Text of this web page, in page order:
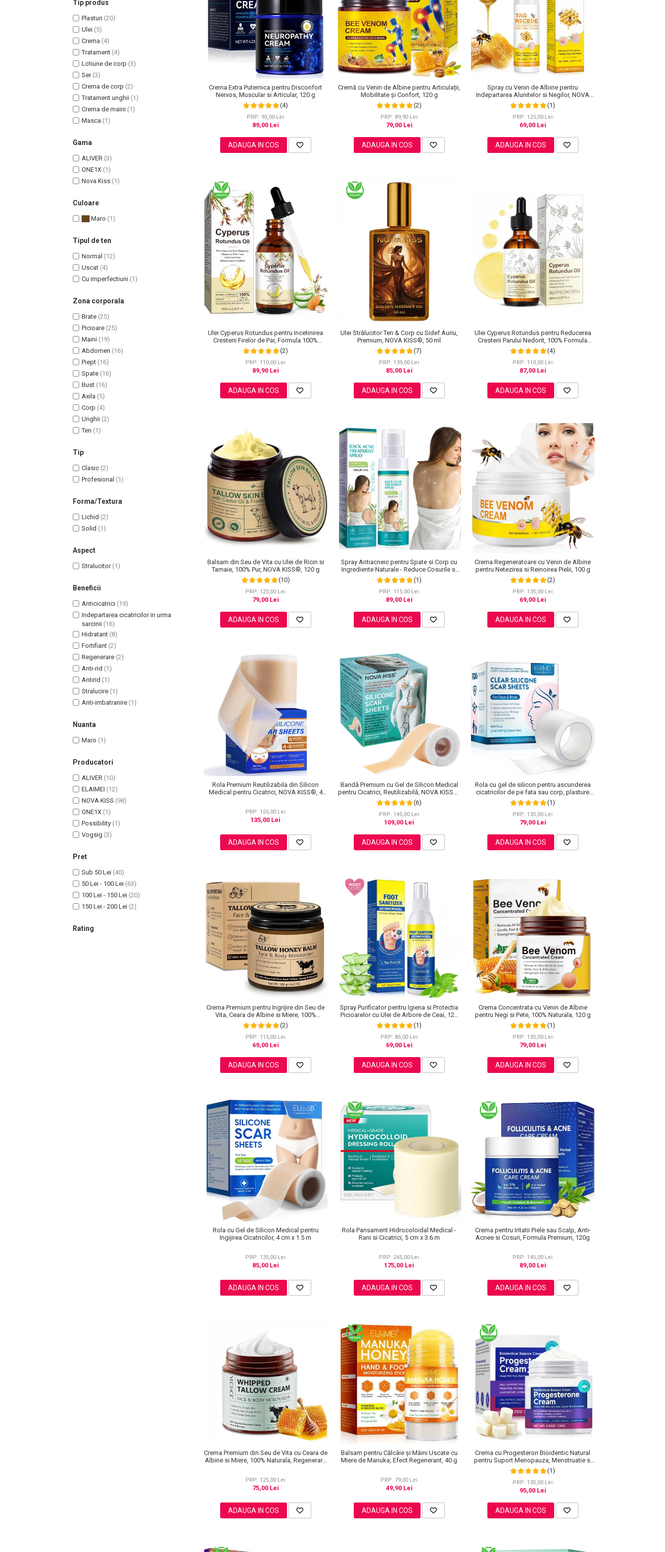
Uleiuri Unghii / Cuticule
Masaj Facial si Drenaj Limfatic
Plasturi ochi / nas / frunte
Produse Curatare Ten
Demachiant si Apa Micelara
Sampoane Colorante
Tip produs
Plasturi (20)
Ulei (5)
Crema (4)
Tratament (4)
Lotiune de corp (3)
Ser (3)
Crema de corp (2)
Tratament unghii (1)
Crema de maini (1)
Masca (1)
Gama
ALIVER (3)
ONE1X (1)
Nova Kiss (1)
Culoare
Maro (1)
Tipul de ten
Normal (12)
Uscat (4)
Cu imperfectiuni (1)
Zona corporala
Brate (25)
Picioare (25)
Maini (19)
Abdomen (16)
Piept (16)
Spate (16)
Bust (16)
Axila (5)
Corp (4)
Unghii (2)
Ten (1)
Tip
Clasic (2)
Profesional (1)
Forma/Textura
Lichid (2)
Solid (1)
Aspect
Stralucitor (1)
Beneficii
Anticicatrici (19)
Indepartarea cicatricilor in urma
sarcinii (16)
Hidratant (8)
Fortifiant (2)
Regenerare (2)
Anti-rid (1)
Antirid (1)
Stralucire (1)
Anti-imbatranire (1)
Nuanta
Maro (1)
Producatori
ALIVER (10)
ELAIMEI (12)
NOVA KISS (98)
ONE1X (1)
Possibility (1)
Vogsig (3)
Pret
Sub 50 Lei (40)
50 Lei - 100 Lei (63)
100 Lei - 150 Lei (20)
150 Lei - 200 Lei (2)
Rating
Crema Extra Puternica pentru Disconfort
Nervos, Muscular si Articular, 120 g
(4)
PRP: 95,00 Lei
89,00 Lei
ADAUGA IN COS
Cremă cu Venin de Albine pentru Articulații,
Mobilitate și Confort, 120 g
(2)
PRP: 89,90 Lei
79,00 Lei
ADAUGA IN COS
Spray cu Venin de Albine pentru
Indepartarea Alunitelor si Negilor, NOVA
KISS®, 60 ml(1)
PRP: 125,00 Lei
69,00 Lei
ADAUGA IN COS
Ulei Cyperus Rotundus pentru Incetinirea
Cresterii Firelor de Par, Formula 100%
Naturala, NOVA KISS®, 60 ml
(2)
PRP: 110,00 Lei
89,90 Lei
ADAUGA IN COS
Ulei Strălucitor Ten & Corp cu Sidef Auriu,
Premium, NOVA KISS®, 50 ml
(7)
PRP: 139,00 Lei
85,00 Lei
ADAUGA IN COS
Ulei Cyperus Rotundus pentru Reducerea
Cresterii Parului Nedorit, 100% Formula
Naturala, NOVA KISS®, 60 ml
(4)
PRP: 110,00 Lei
87,00 Lei
ADAUGA IN COS
Balsam din Seu de Vita cu Ulei de Ricin si
Tamaie, 100% Pur, NOVA KISS®, 120 g
(10)
PRP: 125,00 Lei
79,00 Lei
ADAUGA IN COS
Spray Antiacneic pentru Spate si Corp cu
Ingrediente Naturale - Reduce Cosurile si
Excesul de Sebum, 120 ml
(1)
PRP: 115,00 Lei
89,00 Lei
ADAUGA IN COS
Crema Regeneratoare cu Venin de Albine
pentru Netezirea si Reinoirea Pielii, 100 g
(2)
PRP: 135,00 Lei
69,00 Lei
ADAUGA IN COS
Rola Premium Reutilizabila din Silicon
Medical pentru Cicatrici, NOVA KISS®, 4
PRP: 155,00 Lei
135,00 Lei
ADAUGA IN COS
Bandă Premium cu Gel de Silicon Medical
pentru Cicatrici, Reutilizabilă, NOVA KISS®,
4 cm x 1.5 m(6)
PRP: 145,00 Lei
109,00 Lei
ADAUGA IN COS
Rola cu gel de silicon pentru ascunderea
cicatricilor de pe fata sau corp, plasture
reutilizabil, 2.5 cm x 1.5 m, Elaimei
(1)
PRP: 135,00 Lei
79,00 Lei
ADAUGA IN COS
Crema Premium pentru Ingrijire din Seu de
Vita, Ceara de Albine si Miere, 100%
Naturala, NOVA KISS®, 120 g
(2)
PRP: 115,00 Lei
69,00 Lei
ADAUGA IN COS
Spray Purificator pentru Igiena si Protectia
Picioarelor cu Ulei de Arbore de Ceai, 120
ml
(1)
PRP: 85,00 Lei
69,00 Lei
ADAUGA IN COS
Crema Concentrata cu Venin de Albine
pentru Negi si Pete, 100% Naturala, 120 g
(1)
PRP: 135,00 Lei
79,00 Lei
ADAUGA IN COS
Rola cu Gel de Silicon Medical pentru
Ingijirea Cicatricilor, 4 cm x 1.5 m
PRP: 135,00 Lei
85,00 Lei
ADAUGA IN COS
Rola Pansament Hidrocoloidal Medical -
Rani si Cicatrici, 5 cm x 3.6 m
PRP: 245,00 Lei
175,00 Lei
ADAUGA IN COS
Crema pentru Iritatii Piele sau Scalp, Anti-
Acnee si Cosuri, Formula Premium, 120g
PRP: 145,00 Lei
89,00 Lei
ADAUGA IN COS
Crema Premium din Seu de Vita cu Ceara de
Albine si Miere, 100% Naturala, Regenerare
PRP: 125,00 Lei
75,00 Lei
ADAUGA IN COS
Balsam pentru Călcâie și Mâini Uscate cu
Miere de Manuka, Efect Regenerant, 40 g
PRP: 79,00 Lei
49,90 Lei
ADAUGA IN COS
Crema cu Progesteron Bioidentic Natural
pentru Suport Menopauza, Menstruatie si
Echilibru Hormonal, 120 g
(1)
PRP: 135,00 Lei
95,00 Lei
ADAUGA IN COS